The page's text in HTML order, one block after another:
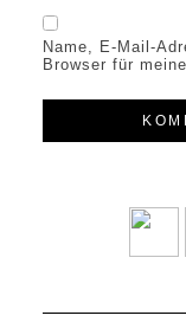
Name, E-Mail-
Browser für